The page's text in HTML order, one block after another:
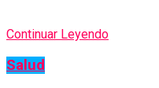
Continuar Leyendo
Salud